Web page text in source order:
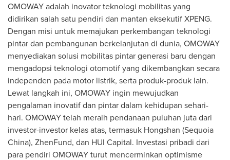
OMOWAY adalah inovator teknologi mobilitas yang
didirikan salah satu pendiri dan mantan eksekutif XPENG.
Dengan misi untuk memajukan perkembangan teknologi
pintar dan pembangunan berkelanjutan di dunia, OMOWAY
menyediakan solusi mobilitas pintar generasi baru dengan
mengadopsi teknologi otomotif yang dikembangkan secara
independen pada motor listrik, serta produk-produk lain.
Lewat langkah ini, OMOWAY ingin mewujudkan
pengalaman inovatif dan pintar dalam kehidupan sehari-
hari. OMOWAY telah meraih pendanaan puluhan juta dari
investor-investor kelas atas, termasuk Hongshan (Sequoia
China), ZhenFund, dan HUI Capital. Investasi pribadi dari
para pendiri OMOWAY turut mencerminkan optimisme